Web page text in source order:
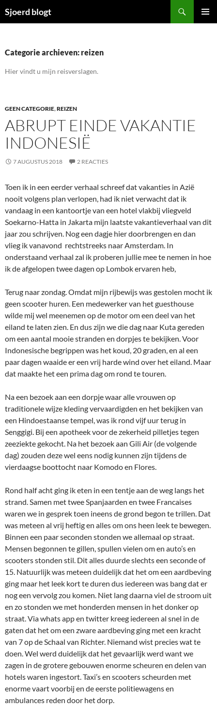
naar
Sjoerd blogt
Categorie archieven: reizen
Hier vindt u mijn reisverslagen.
GEEN CATEGORIE,REIZEN
ABRUPT EINDE VAKANTIE
INDONESIË
7 AUGUSTUS 2018 2 REACTIES
Toen ik in een eerder verhaal schreef dat vakanties in Azië
nooit volgens plan verlopen, had ik niet verwacht dat ik
vandaag in een kantoortje van een hotel vlakbij vliegveld
Soekarno-Hatta in Jakarta mijn laatste vakantieverhaal van dit
jaar zou schrijven. Nog een dagje hier doorbrengen en dan
vlieg ik vanavond rechtstreeks naar Amsterdam. In
onderstaand verhaal zal ik proberen jullie mee te nemen in hoe
ik de afgelopen twee dagen op Lombok ervaren heb,
Terug naar zondag. Omdat mijn rijbewijs was gestolen mocht ik
geen scooter huren. Een medewerker van het guesthouse
wilde mij wel meenemen op de motor om een deel van het
eiland te laten zien. En dus zijn we die dag naar Kuta gereden
om een aantal mooie stranden en dorpjes te bekijken. Voor
Indonesische begrippen was het koud, 20 graden, en al een
paar dagen waaide er een vrij harde wind over het eiland. Maar
dat maakte het een prima dag om rond te touren.
Na een bezoek aan een dorpje waar alle vrouwen op
traditionele wijze kleding vervaardigden en het bekijken van
een Hindoestaanse tempel, was ik rond vijf uur terug in
Senggigi. Bij een apotheek voor de zekerheid pilletjes tegen
zeeziekte gekocht. Na het bezoek aan Gili Air (de volgende
dag) zouden deze wel eens nodig kunnen zijn tijdens de
vierdaagse boottocht naar Komodo en Flores.
Rond half acht ging ik eten in een tentje aan de weg langs het
strand. Samen met twee Spanjaarden en twee Francaises
waren we in gesprek toen ineens de grond begon te trillen. Dat
was meteen al vrij heftig en alles om ons heen leek te bewegen.
Binnen een paar seconden stonden we allemaal op straat.
Mensen begonnen te gillen, spullen vielen om en auto’s en
scooters stonden stil. Dit alles duurde slechts een seconde of
15. Natuurlijk was meteen duidelijk dat het om een aardbeving
ging maar het leek kort te duren dus iedereen was bang dat er
nog een vervolg zou komen. Niet lang daarna viel de stroom uit
en zo stonden we met honderden mensen in het donker op
straat. Via whats app en twitter kreeg iedereen al snel in de
gaten dat het om een zware aardbeving ging met een kracht
van 7 op de Schaal van Richter. Niemand wist precies wat te
doen. Wel werd duidelijk dat het gevaarlijk werd want we
zagen in de grotere gebouwen enorme scheuren en delen van
hotels waren ingestort. Taxi’s en scooters scheurden met
enorme vaart voorbij en de eerste politiewagens en
ambulances reden door het dorp.